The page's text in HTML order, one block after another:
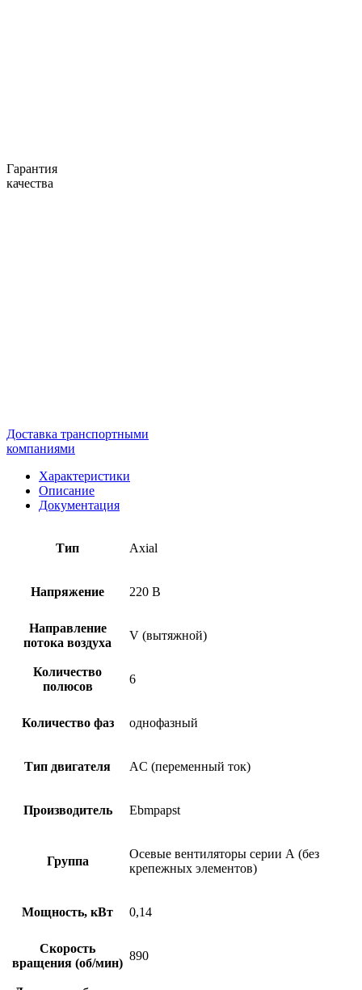
Гарантия
качества
Доставка транспортными
компаниями
Характеристики
Описание
Документация
Тип Axial
Напряжение 220 В
Направление
потока воздуха
V (вытяжной)
Количество
полюсов
6
Количество фаз однофазный
Тип двигателя AC (переменный ток)
Производитель Ebmpapst
Группа
Осевые вентиляторы серии А (без
крепежных элементов)
Мощность, кВт 0,14
Скорость
вращения (об/мин)
890